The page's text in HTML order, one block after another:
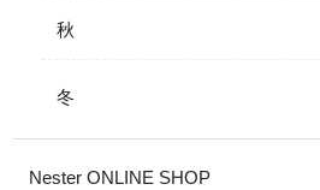
秋
冬
Nester ONLINE SHOP